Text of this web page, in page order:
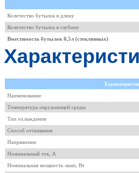
Количество бутылок в длину
Количество бутылок в глубину
Вместимость бутылок 0,5л (стеклянных)
Наименование
Температура окружающей среды
Тип охлаждения
Способ оттаивания
Напряжение
Номинальный ток, A
Номинальная мощность ламп, Вт